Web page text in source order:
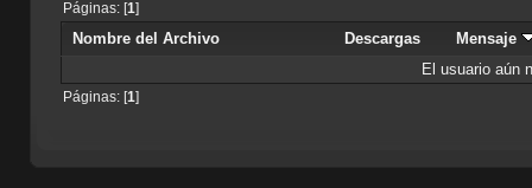
Páginas: [1]
Nombre del Archivo Descargas
Mensaje
El usuario aún
Páginas: [1]